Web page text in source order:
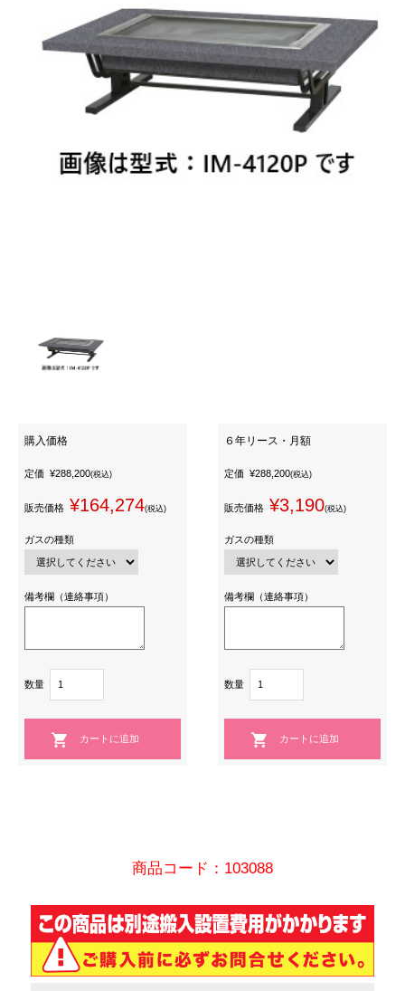
購入価格
定価 ¥288,200(税込)
販売価格 ¥164,274(税込)
ガスの種類
備考欄（連絡事項）
数量
６年リース・月額
定価 ¥288,200(税込)
販売価格 ¥3,190(税込)
ガスの種類
備考欄（連絡事項）
数量
商品コード：103088